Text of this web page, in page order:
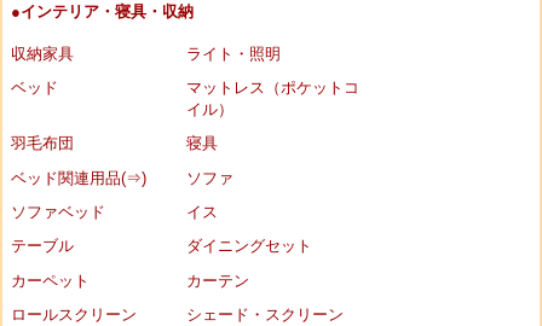
●インテリア・寝具・収納
収納家具
ライト・照明
ベッド
マットレス（ポケットコ
イル）
羽毛布団
寝具
ベッド関連用品(⇒)
ソファ
ソファベッド
イス
テーブル
ダイニングセット
カーペット
カーテン
ロールスクリーン
シェード・スクリーン